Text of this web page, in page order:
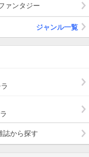
ァンタジー
ジャンル一覧
誌から探す